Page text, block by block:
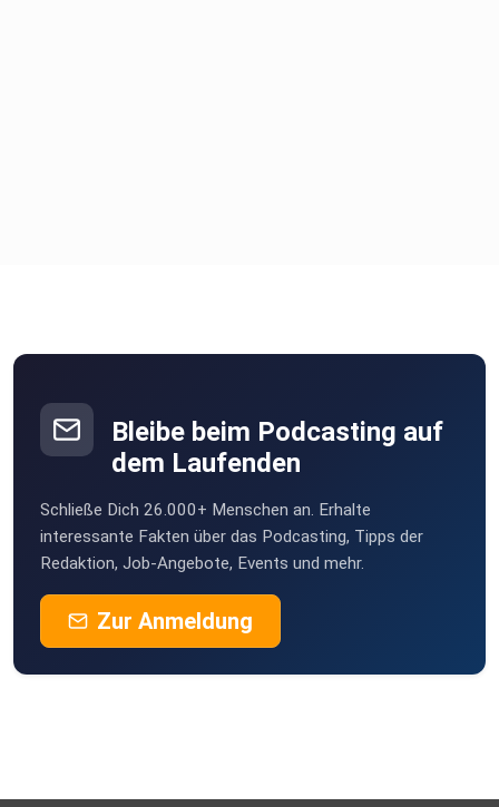
Bleibe beim Podcasting auf
dem Laufenden
Schließe Dich 26.000+ Menschen an. Erhalte
interessante Fakten über das Podcasting, Tipps der
Redaktion, Job-Angebote, Events und mehr.
Zur Anmeldung